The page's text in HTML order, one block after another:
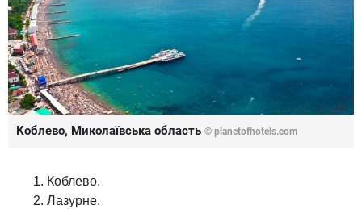
Коблево, Миколаївська область © planetofhotels.com
Коблево.
Лазурне.